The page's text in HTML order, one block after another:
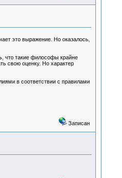
это выражение. Но оказалось,
что такие философы крайне
свою оценку. Но характер
в соответствии с правилами
Записан